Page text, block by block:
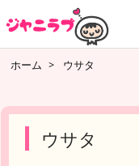
ホーム > ウサタ
ウサタ